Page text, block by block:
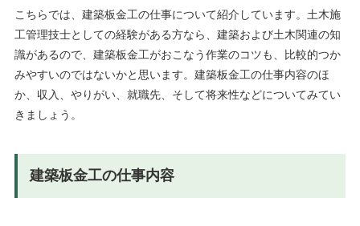
こちらでは、建築板金工の仕事について紹介しています。土木施
工管理技士としての経験がある方なら、建築および土木関連の知
識があるので、建築板金工がおこなう作業のコツも、比較的つか
みやすいのではないかと思います。建築板金工の仕事内容のほ
か、収入、やりがい、就職先、そして将来性などについてみてい
きましょう。
建築板金工の仕事内容